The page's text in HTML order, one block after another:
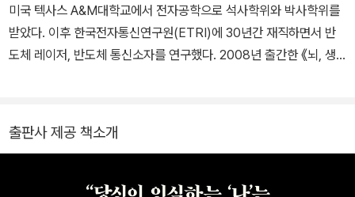
로’를 추적하는 이 책은 인간의 무의식적 행동과 충동을 파악하는 가
장 독보적인 안내서다.
미국 텍사스 A&M대학교에서 전자공학으로 석사학위와 박사학위를
받았다. 이후 한국전자통신연구원(ETRI)에 30년간 재직하면서 반
도체 레이저, 반도체 통신소자를 연구했다. 2008년 출간한 《뇌, 생
의를 집대성해 《박문호 박사의 뇌과학 공부》를 출간하면서 뇌과학 3
명 현상의 결정적 지식을 체계적 다이어그램으로 설명했고, 2022년
출판사 제공 책소개